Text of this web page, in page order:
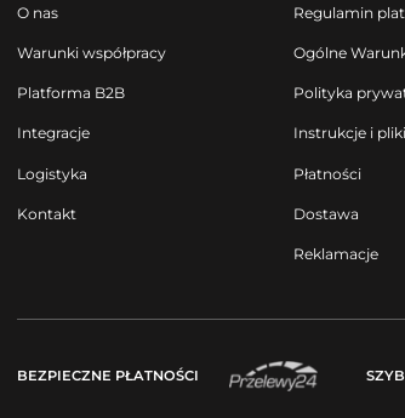
O nas
Warunki współpracy
Platforma B2B
Integracje
Logistyka
Kontakt
Regulamin
Ogólne
Polityka
Instrukcje i
Płatności
Dostawa
Reklamacje
BEZPIECZNE PŁATNOŚCI